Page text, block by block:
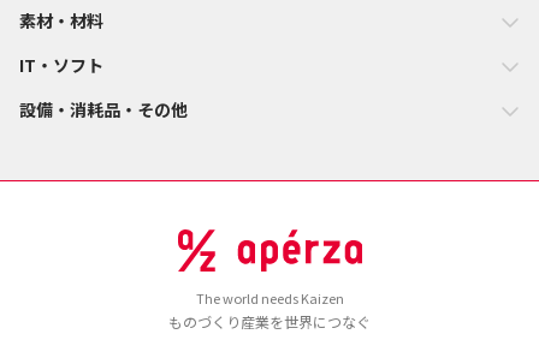
素材・材料
IT・ソフト
設備・消耗品・その他
The world needs Kaizen
ものづくり産業を世界につなぐ